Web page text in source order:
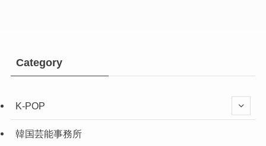
Category
K-POP
韓国芸能事務所